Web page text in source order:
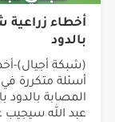
أخطاء زراعية
بالدود
(شبكة أجيال)-
أسئلة متكررة في
المصابة
عبد الله سيجيب